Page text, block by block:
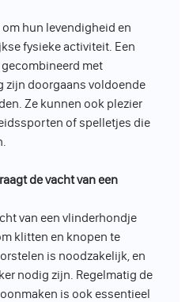
hun levendigheid en
fysieke activiteit. Een
met
zijn doorgaans voldoende
Ze kunnen ook plezier
of spelletjes die
de vacht van een
van een vlinderhondje
klitten en knopen te
is noodzakelijk, en
nodig zijn. Regelmatig de
is ook essentieel